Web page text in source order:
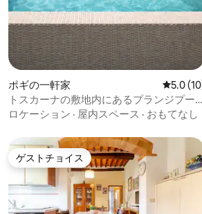
ポギの一軒家 レビュ
5.0
トスカーナの敷地内にあるプランジプー
ル付きの貸切コテージ
ロケーション · 屋内スペース · おもてなし
ゲストチョイス
ゲストチョイス